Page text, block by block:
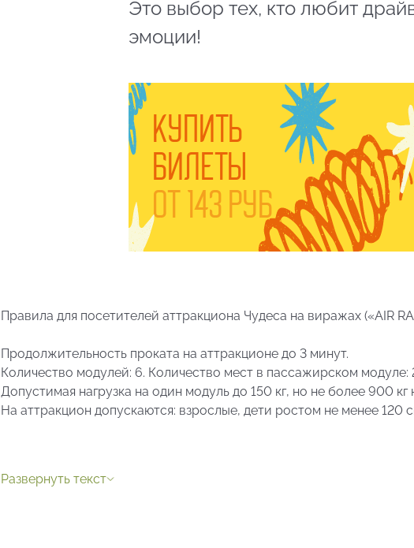
Это выбор тех, кто любит
эмоции!
КУПИТЬ
БИЛЕТЫ
ОТ 143 РУБ
Правила для посетителей аттракциона Чудеса на виражах («AIR
Продолжительность проката на аттракционе до 3 минут.
Количество модулей: 6. Количество мест в пассажирском модуле:
Допустимая нагрузка на один модуль до 150 кг, но не более 900 кг
На аттракцион допускаются: взрослые, дети ростом не менее 120
опорно — двигательного аппарата, боязнью высоты,
Развернуть текст